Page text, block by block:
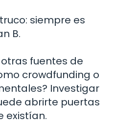
siempre es
B.
fuentes de
crowdfunding o
Investigar
abrirte puertas
existían.